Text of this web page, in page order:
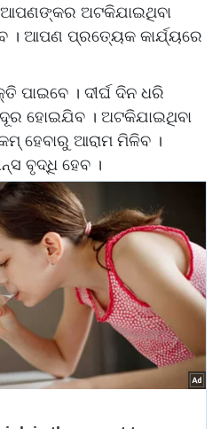
ଆପଣଙ୍କର ଅଟକିଯାଇଥିବା
। ଆପଣ ପ୍ରତ୍ୟେକ କାର୍ଯ୍ୟରେ
ପାଇବେ । ଦୀର୍ଘ ଦିନ ଧରି
ଦୂର ହୋଇଯିବ । ଅଟକିଯାଇଥିବା
ହେବାରୁ ଆରାମ ମିଳିବ ।
ବୃଦ୍ଧି ହେବ ।